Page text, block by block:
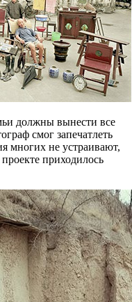
должны вынести все
смог запечатлеть
многих не устраивают,
приходилось